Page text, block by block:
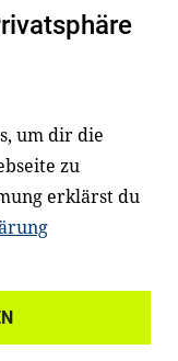
dabei.
wir eng
um dir die
zu
erklärst du